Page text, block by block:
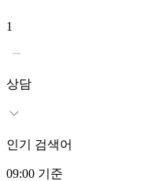
1
상담
인기 검색어
09:00 기준